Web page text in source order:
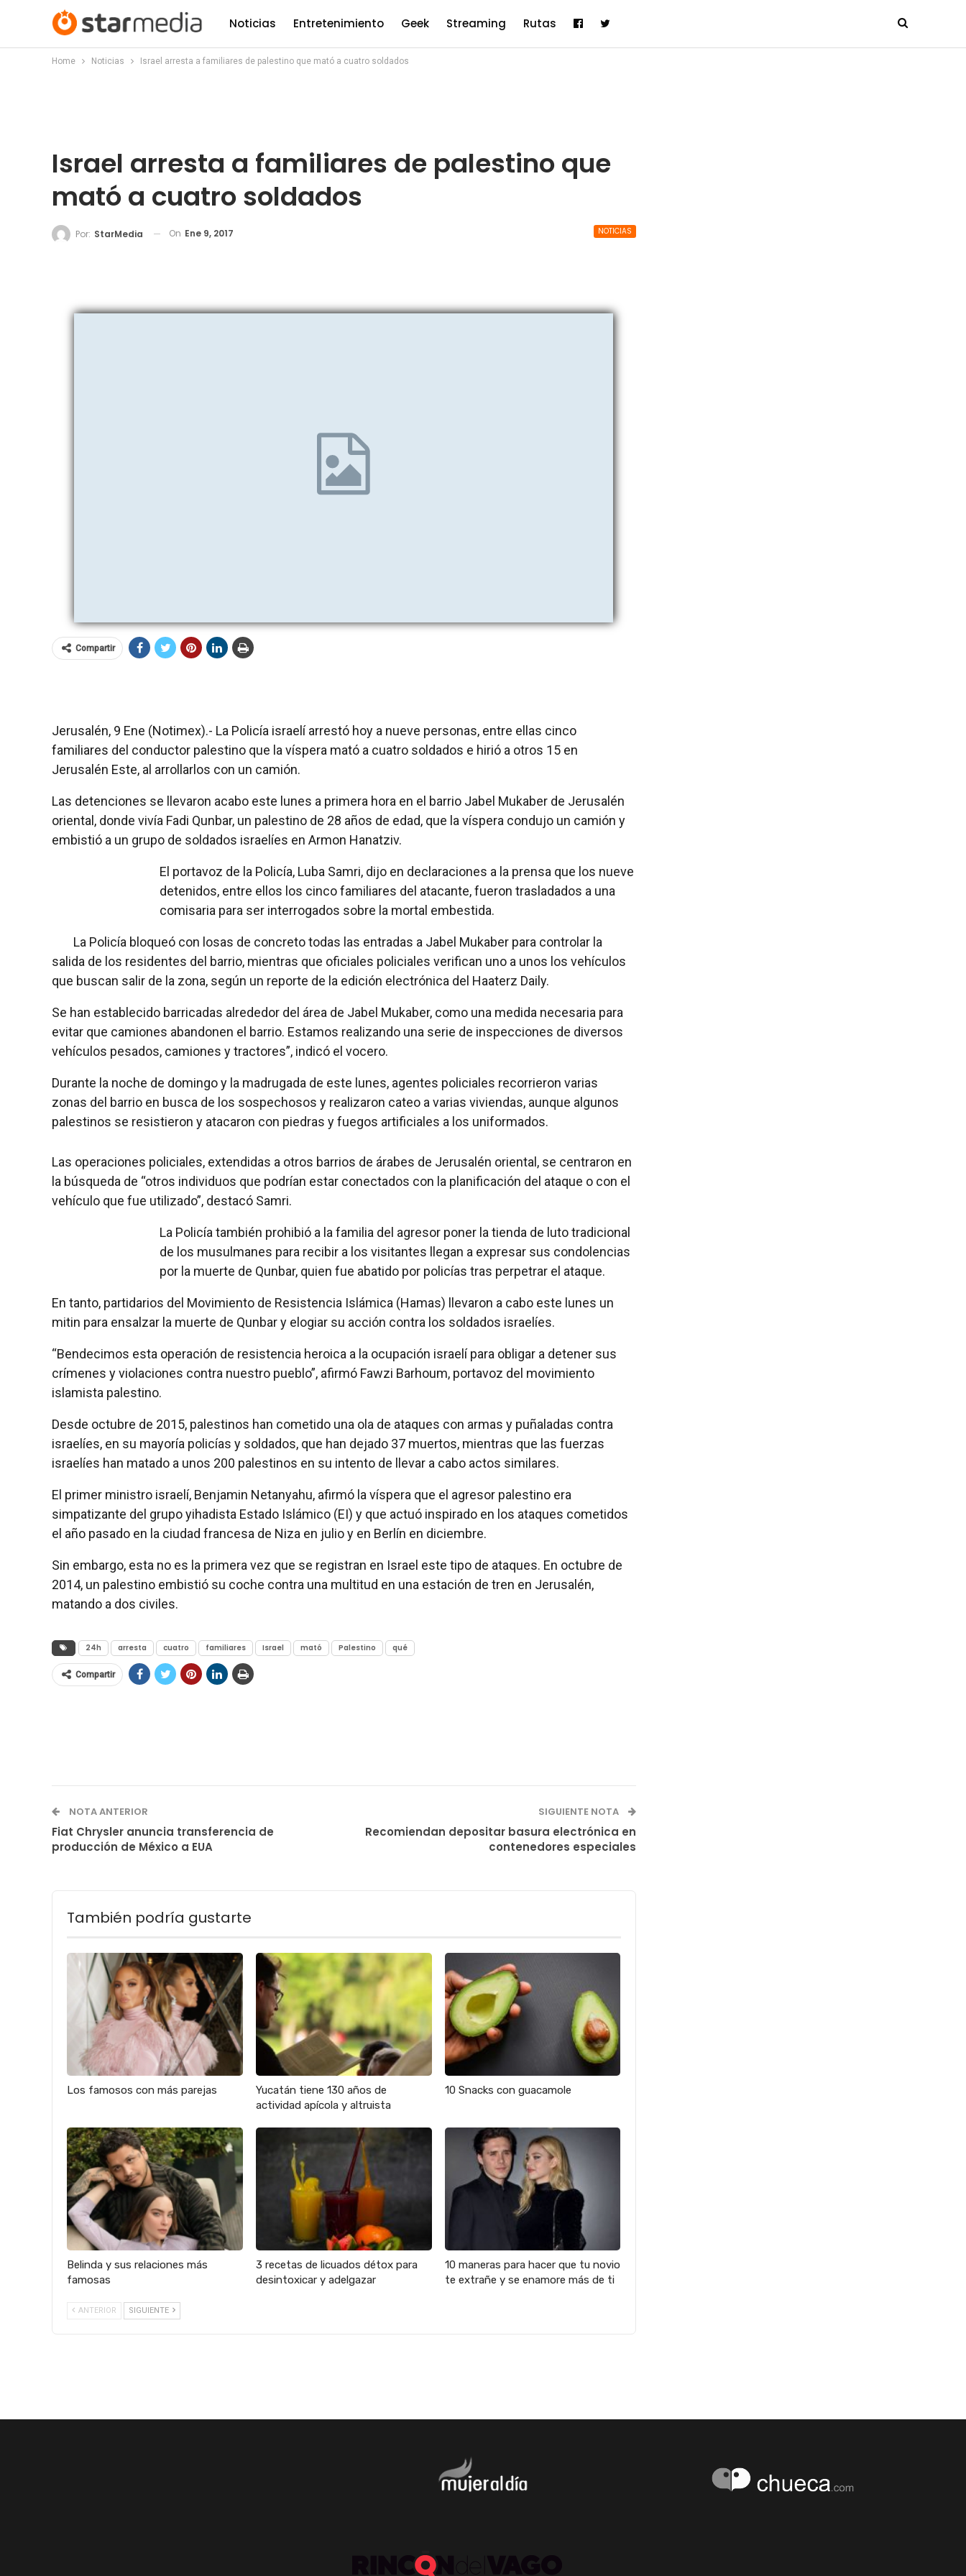
Noticias Entretenimiento Geek Streaming Rutas
Home Noticias Israel arresta a familiares de palestino que mató a cuatro soldados
Israel arresta a familiares de palestino que
mató a cuatro soldados
NOTICIAS
Por: StarMedia On Ene 9, 2017
Compartir
Jerusalén, 9 Ene (Notimex).- La Policía israelí arrestó hoy a nueve personas, entre ellas cinco
familiares del conductor palestino que la víspera mató a cuatro soldados e hirió a otros 15 en
Jerusalén Este, al arrollarlos con un camión.
Las detenciones se llevaron acabo este lunes a primera hora en el barrio Jabel Mukaber de Jerusalén
oriental, donde vivía Fadi Qunbar, un palestino de 28 años de edad, que la víspera condujo un camión y
embistió a un grupo de soldados israelíes en Armon Hanatziv.
El portavoz de la Policía, Luba Samri, dijo en declaraciones a la prensa que los nueve
detenidos, entre ellos los cinco familiares del atacante, fueron trasladados a una
comisaria para ser interrogados sobre la mortal embestida.
La Policía bloqueó con losas de concreto todas las entradas a Jabel Mukaber para controlar la
salida de los residentes del barrio, mientras que oficiales policiales verifican uno a unos los vehículos
que buscan salir de la zona, según un reporte de la edición electrónica del Haaterz Daily.
Se han establecido barricadas alrededor del área de Jabel Mukaber, como una medida necesaria para
evitar que camiones abandonen el barrio. Estamos realizando una serie de inspecciones de diversos
vehículos pesados, camiones y tractores”, indicó el vocero.
Durante la noche de domingo y la madrugada de este lunes, agentes policiales recorrieron varias
zonas del barrio en busca de los sospechosos y realizaron cateo a varias viviendas, aunque algunos
palestinos se resistieron y atacaron con piedras y fuegos artificiales a los uniformados.
Las operaciones policiales, extendidas a otros barrios de árabes de Jerusalén oriental, se centraron en
la búsqueda de “otros individuos que podrían estar conectados con la planificación del ataque o con el
vehículo que fue utilizado”, destacó Samri.
La Policía también prohibió a la familia del agresor poner la tienda de luto tradicional
de los musulmanes para recibir a los visitantes llegan a expresar sus condolencias
por la muerte de Qunbar, quien fue abatido por policías tras perpetrar el ataque.
En tanto, partidarios del Movimiento de Resistencia Islámica (Hamas) llevaron a cabo este lunes un
mitin para ensalzar la muerte de Qunbar y elogiar su acción contra los soldados israelíes.
“Bendecimos esta operación de resistencia heroica a la ocupación israelí para obligar a detener sus
crímenes y violaciones contra nuestro pueblo”, afirmó Fawzi Barhoum, portavoz del movimiento
islamista palestino.
Desde octubre de 2015, palestinos han cometido una ola de ataques con armas y puñaladas contra
israelíes, en su mayoría policías y soldados, que han dejado 37 muertos, mientras que las fuerzas
israelíes han matado a unos 200 palestinos en su intento de llevar a cabo actos similares.
El primer ministro israelí, Benjamin Netanyahu, afirmó la víspera que el agresor palestino era
simpatizante del grupo yihadista Estado Islámico (EI) y que actuó inspirado en los ataques cometidos
el año pasado en la ciudad francesa de Niza en julio y en Berlín en diciembre.
Sin embargo, esta no es la primera vez que se registran en Israel este tipo de ataques. En octubre de
2014, un palestino embistió su coche contra una multitud en una estación de tren en Jerusalén,
matando a dos civiles.
24h arresta cuatro familiares Israel mató Palestino qué
Compartir
NOTA ANTERIOR
Fiat Chrysler anuncia transferencia de
producción de México a EUA
SIGUIENTE NOTA
Recomiendan depositar basura electrónica en
contenedores especiales
También podría gustarte
Los famosos con más parejas
Yucatán tiene 130 años de
actividad apícola y altruista
10 Snacks con guacamole
Belinda y sus relaciones más
famosas
3 recetas de licuados détox para
desintoxicar y adelgazar
10 maneras para hacer que tu novio
te extrañe y se enamore más de ti
ANTERIOR SIGUIENTE